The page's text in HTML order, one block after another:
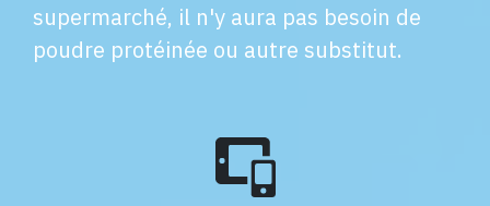
supermarché, il n'y aura pas besoin de
poudre protéinée ou autre substitut.